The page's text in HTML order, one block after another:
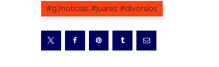
#g7noticias #juarez #divorsios